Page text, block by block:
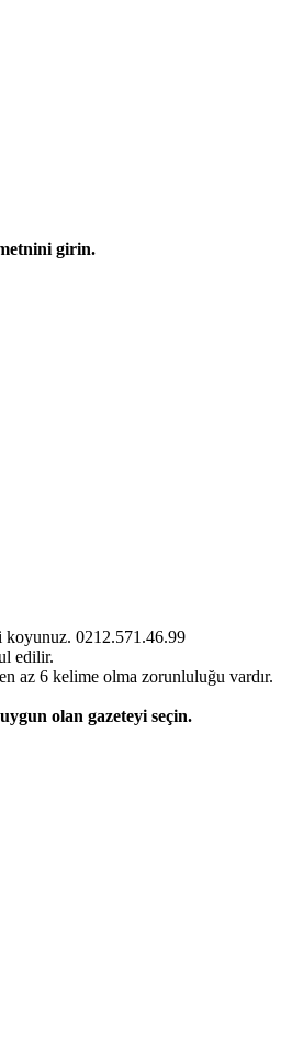
girin.
koyunuz. 0212.571.46.99
edilir.
az 6 kelime olma zorunluluğu vardır.
olan gazeteyi seçin.